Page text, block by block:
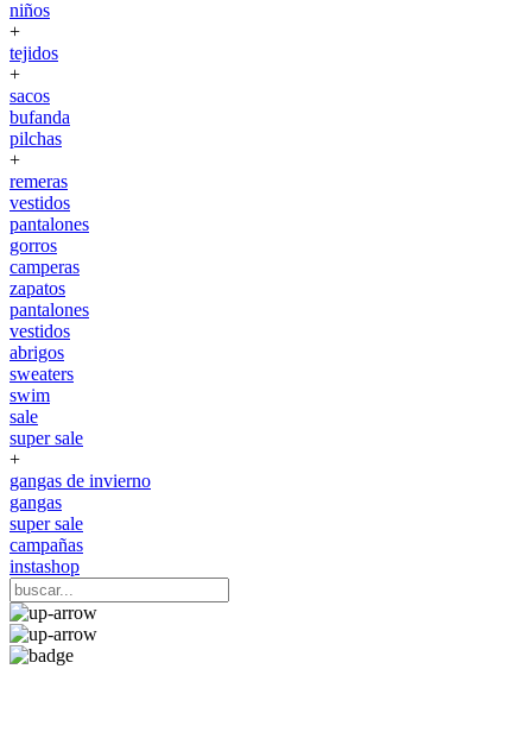
niños
+
tejidos
+
sacos
bufanda
pilchas
+
remeras
vestidos
pantalones
gorros
camperas
zapatos
pantalones
vestidos
abrigos
sweaters
swim
sale
super sale
+
gangas de invierno
gangas
super sale
campañas
instashop